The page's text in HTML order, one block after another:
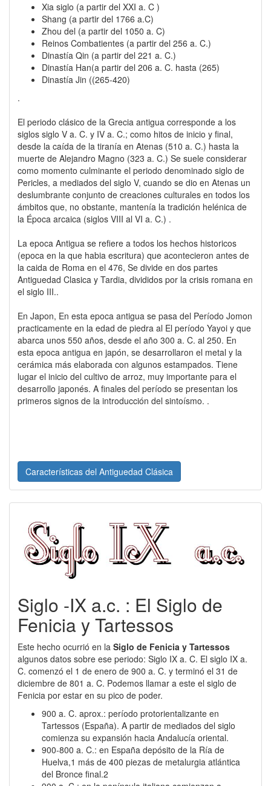
Xia siglo (a partir del XXI a. C )
Shang (a partir del 1766 a.C)
Zhou del (a partir del 1050 a. C)
Reinos Combatientes (a partir del 256 a. C.)
Dinastía Qin (a partir del 221 a. C.)
Dinastía Han(a partir del 206 a. C. hasta (265)
Dinastía Jin ((265-420)
.
El periodo clásico de la Grecia antigua corresponde a los
siglos siglo V a. C. y IV a. C.; como hitos de inicio y final,
desde la caída de la tiranía en Atenas (510 a. C.) hasta la
muerte de Alejandro Magno (323 a. C.) Se suele considerar
como momento culminante el periodo denominado siglo de
Pericles, a mediados del siglo V, cuando se dio en Atenas un
deslumbrante conjunto de creaciones culturales en todos los
ámbitos que, no obstante, mantenía la tradición helénica de
la Época arcaica (siglos VIII al VI a. C.) .
La epoca Antigua se refiere a todos los hechos historicos
(epoca en la que habia escritura) que acontecieron antes de
la caida de Roma en el 476, Se divide en dos partes
Antiguedad Clasica y Tardia, divididos por la crisis romana en
el siglo III..
En Japon, En esta epoca antigua se pasa del Período Jomon
practicamente en la edad de piedra al El período Yayoi y que
abarca unos 550 años, desde el año 300 a. C. al 250. En
esta epoca antigua en japón, se desarrollaron el metal y la
cerámica más elaborada con algunos estampados. Tiene
lugar el inicio del cultivo de arroz, muy importante para el
desarrollo japonés. A finales del período se presentan los
primeros signos de la introducción del sintoísmo. .
Características del Antiguedad Clásica
Siglo -IX a.c. : El Siglo de
Fenicia y Tartessos
Este hecho ocurrió en la Siglo de Fenicia y Tartessos
algunos datos sobre ese periodo: Siglo IX a. C. El siglo IX a.
C. comenzó el 1 de enero de 900 a. C. y terminó el 31 de
diciembre de 801 a. C. Podemos llamar a este el siglo de
Fenicia por estar en su pico de poder.
900 a. C. aprox.: período protorientalizante en
Tartessos (España). A partir de mediados del siglo
comienza su expansión hacia Andalucía oriental.
900-800 a. C.: en España depósito de la Ría de
Huelva,1​ más de 400 piezas de metalurgia atlántica
del Bronce final.2​